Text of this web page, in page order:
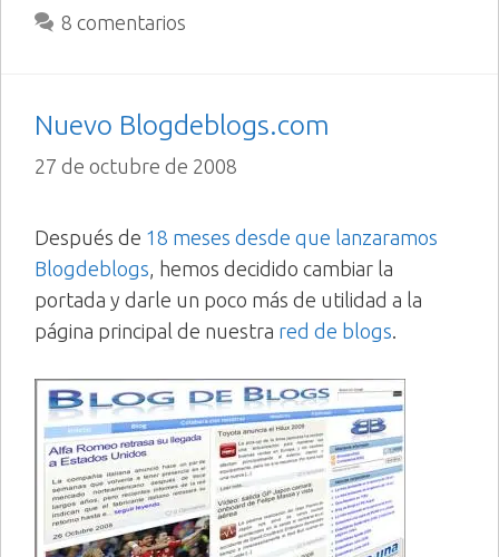
8 comentarios
Nuevo Blogdeblogs.com
27 de octubre de 2008
Después de 18 meses desde que lanzaramos
Blogdeblogs, hemos decidido cambiar la
portada y darle un poco más de utilidad a la
página principal de nuestra red de blogs.